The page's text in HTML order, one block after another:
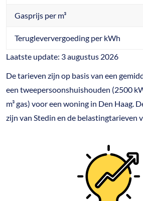
Gasprijs per m³
Terugleververgoeding per kWh
Laatste update: 3 augustus 2026
De tarieven zijn op basis van een
een tweepersoonshuishouden (2500
m³ gas) voor een woning in Den Haag.
zijn van Stedin en de belastingtarieven